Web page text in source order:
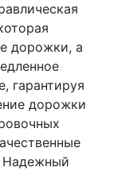
дорожки, а
гарантируя
дорожки
Надежный